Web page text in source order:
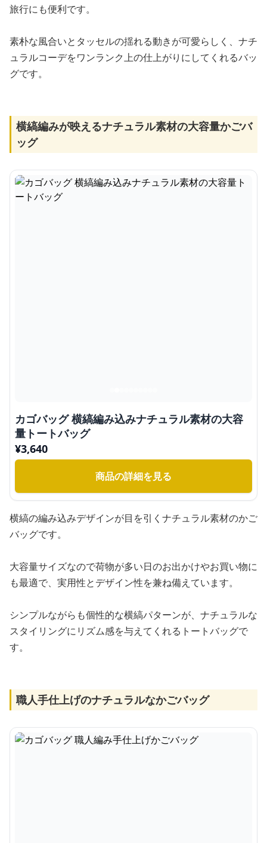
旅行にも便利です。
素朴な風合いとタッセルの揺れる動きが可愛らしく、ナチ
ュラルコーデをワンランク上の仕上がりにしてくれるバッ
グです。
横縞編みが映えるナチュラル素材の大容量かごバ
ッグ
カゴバッグ 横縞編み込みナチュラル素材の大容
量トートバッグ
¥3,640
商品の詳細を見る
横縞の編み込みデザインが目を引くナチュラル素材のかご
バッグです。
大容量サイズなので荷物が多い日のお出かけやお買い物に
も最適で、実用性とデザイン性を兼ね備えています。
シンプルながらも個性的な横縞パターンが、ナチュラルな
スタイリングにリズム感を与えてくれるトートバッグで
す。
職人手仕上げのナチュラルなかごバッグ